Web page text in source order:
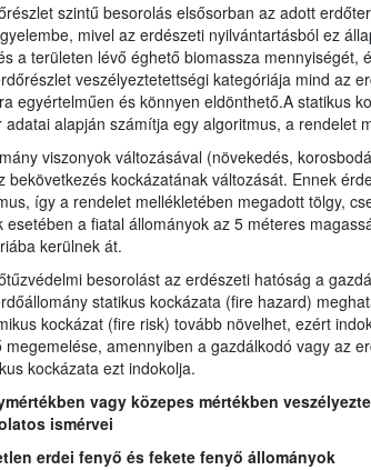
szintű besorolás elsősorban az adott
mivel az erdészeti nyilvántartásból ez
a területen lévő éghető biomassza mennyiségét,
veszélyeztetettségi kategóriája mind az
egyértelműen és könnyen eldönthető.A statikus
adatai alapján számítja egy algoritmus, a rendelet
viszonyok változásával (növekedés,
bekövetkezés kockázatának változását. Ennek
így a rendelet mellékletében megadott tölgy,
esetében a fiatal állományok az 5 méteres
kerülnek át.
besorolást az erdészeti hatóság a
statikus kockázata (fire hazard)
kockázat (fire risk) tovább növelhet, ezért
megemelése, amennyiben a gazdálkodó vagy az
kockázata ezt indokolja.
vagy közepes mértékben
ismérvei
erdei fenyő és fekete fenyő állományok